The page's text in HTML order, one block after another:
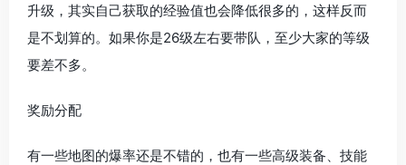
升级，其实自己获取的经验值也会降低很多的，这样反而
是不划算的。如果你是26级左右要带队，至少大家的等级
要差不多。
奖励分配
有一些地图的爆率还是不错的，也有一些高级装备、技能